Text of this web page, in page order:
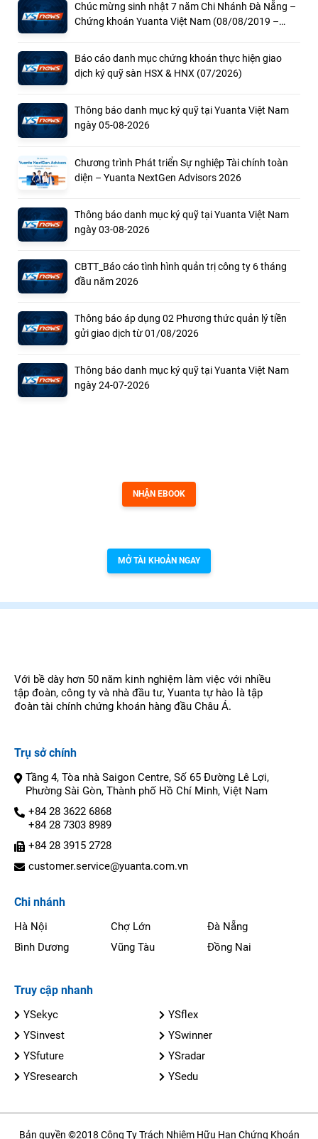
Chúc mừng sinh nhật 7 năm Chi Nhánh Đà Nẵng –
Chứng khoán Yuanta Việt Nam (08/08/2019 –
Báo cáo danh mục chứng khoán thực hiện giao
dịch ký quỹ sàn HSX & HNX (07/2026)
Thông báo danh mục ký quỹ tại Yuanta Việt Nam
ngày 05-08-2026
Chương trình Phát triển Sự nghiệp Tài chính toàn
diện – Yuanta NextGen Advisors 2026
Thông báo danh mục ký quỹ tại Yuanta Việt Nam
ngày 03-08-2026
CBTT_Báo cáo tình hình quản trị công ty 6 tháng
đầu năm 2026
Thông báo áp dụng 02 Phương thức quản lý tiền
gửi giao dịch từ 01/08/2026
Thông báo danh mục ký quỹ tại Yuanta Việt Nam
ngày 24-07-2026
NHẬN EBOOK
MỞ TÀI KHOẢN NGAY
Với bề dày hơn 50 năm kinh nghiệm làm việc với nhiều
tập đoàn, công ty và nhà đầu tư, Yuanta tự hào là tập
đoàn tài chính chứng khoán hàng đầu Châu Á.
Trụ sở chính
Tầng 4, Tòa nhà Saigon Centre, Số 65 Đường Lê Lợi,
Phường Sài Gòn, Thành phố Hồ Chí Minh, Việt Nam
+84 28 3622 6868
+84 28 7303 8989
+84 28 3915 2728
customer.service@yuanta.com.vn
Chi nhánh
Hà Nội Chợ Lớn
Đà Nẵng
Bình Dương
Vũng Tàu Đồng Nai
Truy cập nhanh
YSekyc
YSflex
YSinvest
YSwinner
YSfuture
YSradar
YSresearch
YSedu
Bản quyền ©2018 Công Ty Trách Nhiệm Hữu Hạn Chứng Khoán